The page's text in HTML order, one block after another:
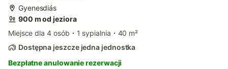
Gyenesdiás
900 m od jeziora
Miejsce dla 4 osób
1 sypialnia
40 m²
Dostępna jeszcze jedna jednostka
Bezpłatne anulowanie rezerwacji